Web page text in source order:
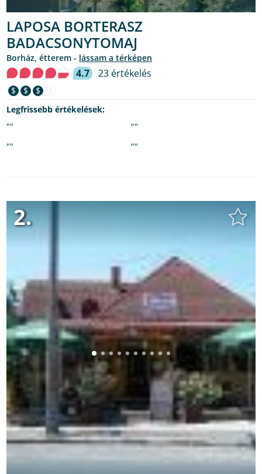
LAPOSA BORTERASZ
BADACSONYTOMAJ
borház, étterem - lássam a térképen
4.7 23 értékelés
$ $ $
Legfrissebb értékelések:
""
""
""
""
2.